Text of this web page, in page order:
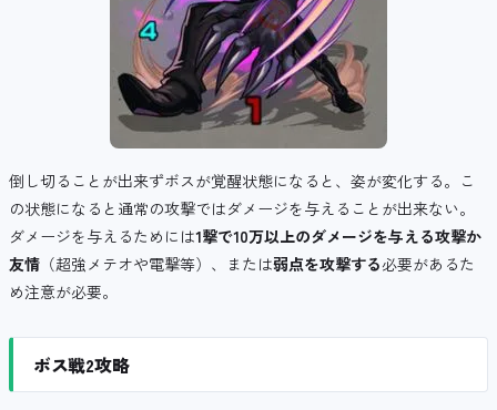
倒し切ることが出来ずボスが覚醒状態になると、姿が変化する。こ
の状態になると通常の攻撃ではダメージを与えることが出来ない。
ダメージを与えるためには1撃で10万以上のダメージを与える攻撃か
友情 （超強メテオや電撃等）、または弱点を攻撃する必要があるた
め注意が必要。
ボス戦2攻略